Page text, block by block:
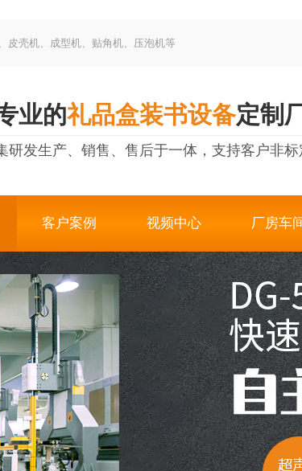
皮壳机、成型机、贴角机、压泡机等
业的礼品盒装书设备定制
研发生产、销售、售后于一体，支持客户非标
客户案例 视频中心 厂房车